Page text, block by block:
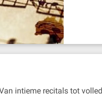
intieme recitals tot